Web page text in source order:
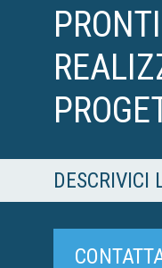
DESCRIVICI